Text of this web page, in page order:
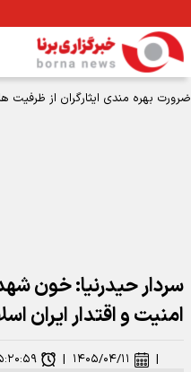
سردار حیدرنیا: خون
امنیت و اقتدار ایران
| ۱۴۰۵/۰۴/۱۱ |